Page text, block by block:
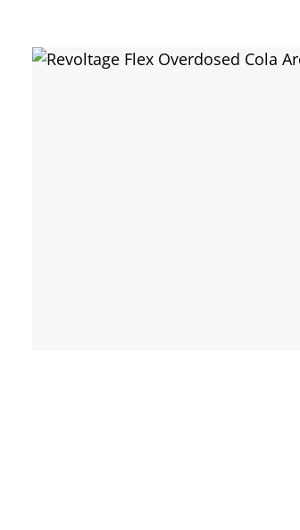
Bildergalerie überspringen